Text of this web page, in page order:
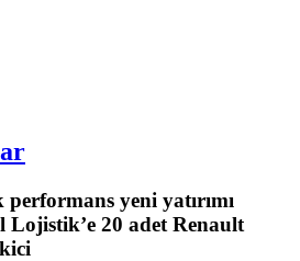
yeni yatırımı
20 adet Renault